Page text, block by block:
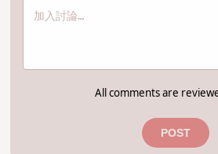
All comments are
POST